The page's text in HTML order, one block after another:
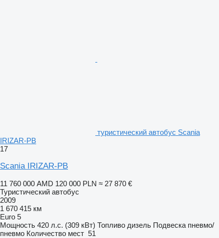
туристический автобус Scania
IRIZAR-PB
17
Scania IRIZAR-PB
11 760 000 AMD 120 000 PLN ≈ 27 870 €
Туристический автобус
2009
1 670 415 км
Euro 5
Мощность 420 л.с. (309 кВт) Топливо дизель Подвеска пневмо/
пневмо Количество мест 51